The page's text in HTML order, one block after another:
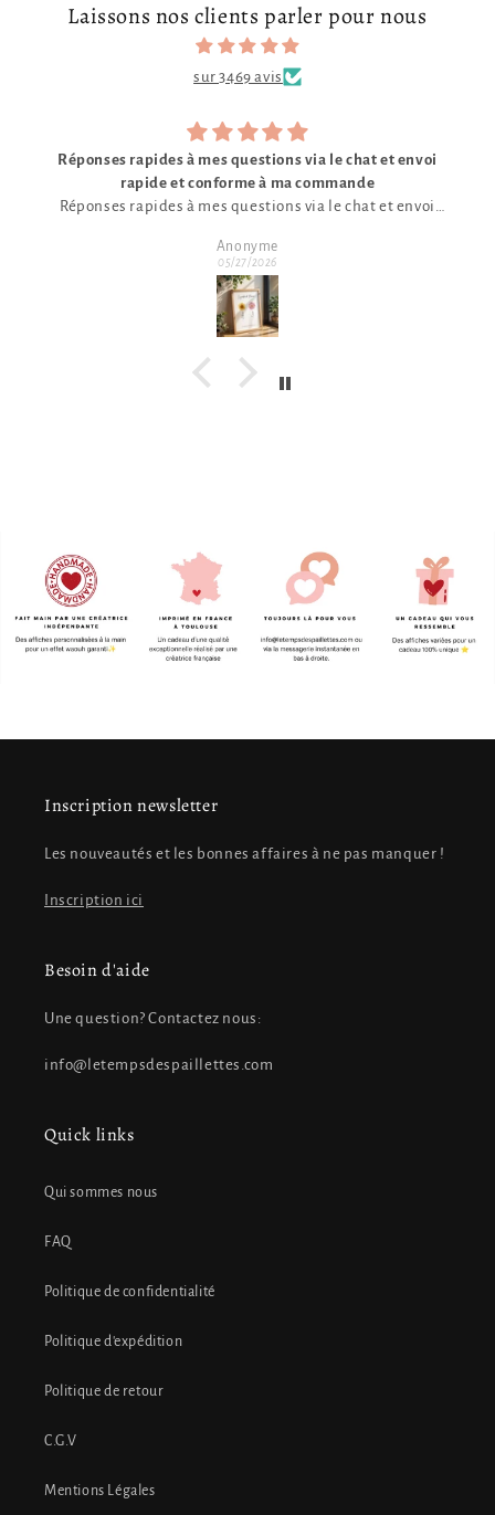
Laissons nos clients parler pour nous
sur 3469 avis
Commande d'affiche
Parfait
Emeric
05/27/2026
Inscription newsletter
Les nouveautés et les bonnes affaires à ne pas manquer !
Inscription ici
Besoin d'aide
Une question? Contactez nous:
info@letempsdespaillettes.com
Quick links
Qui sommes nous
FAQ
Politique de confidentialité
Politique d'expédition
Politique de retour
C.G.V
Mentions Légales